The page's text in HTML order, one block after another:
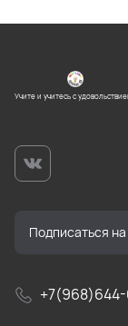
Учите и учитесь с